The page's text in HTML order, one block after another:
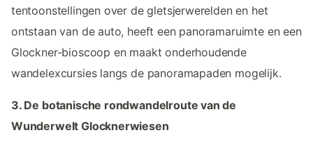
tentoonstellingen over de gletsjerwerelden en het
ontstaan van de auto, heeft een panoramaruimte en een
Glockner-bioscoop en maakt onderhoudende
wandelexcursies langs de panoramapaden mogelijk.
3. De botanische rondwandelroute van de
Wunderwelt Glocknerwiesen